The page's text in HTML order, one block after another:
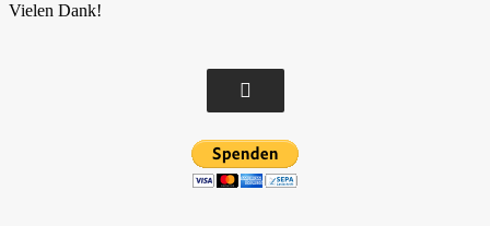
Vielen Dank!